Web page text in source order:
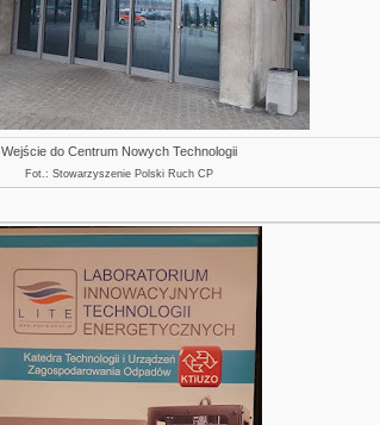
Wejście do Centrum Nowych Technologii
Fot.: Stowarzyszenie Polski Ruch CP